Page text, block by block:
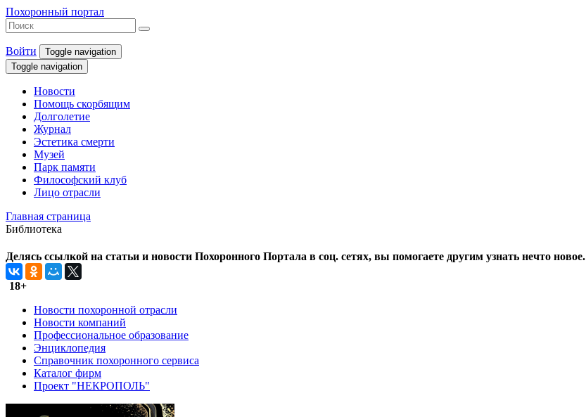
Похоронный портал
Войти
Toggle navigation
Toggle navigation
Новости
Помощь скорбящим
Долголетие
Журнал
Эстетика смерти
Музей
Парк памяти
Философский клуб
Лицо отрасли
Главная страница
Библиотека
Делясь ссылкой на статьи и новости Похоронного Портала в соц. сетях, вы помогаете другим узнать нечто новое.
18+
Новости похоронной отрасли
Новости компаний
Профессиональное образование
Энциклопедия
Справочник похоронного сервиса
Каталог фирм
Проект "НЕКРОПОЛЬ"